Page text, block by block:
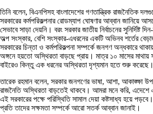
তিনি বলেন, বিএনপিসহ বাংলাদেশের গণতান্ত্রিক রাজনৈতিক
সরকারের কর্মপরিকল্পনার রোডম্যাপ ঘোষণার আব্বান জানিয়ে
সেভাবে সাড়া দেয়নি। বরং সরকার জাতীয় নির্বাচনের সুনির্দিষ্ট
অল্প সংস্কার, বেশি সংস্কার-এধরনের একটি অভিনব শর্তের
সরকারের চিন্তা ও কর্মপরিকল্পনা সম্পর্কে জনগণ অন্ধকারে
অঙ্গনে হয়তো অস্থিরতা বাড়ছে প্রায়। মাত্র ১০ মাসের মাথায়
বাইরেও কিন্তু এক ধরনের অস্থিরতা দৃশ্যমান হতে শুরু করেছে।
তারেক রহমান বলেন, সরকার জনগণের ভাষা, আশা, আকাঙ্ক্ষা
রাজনৈতি অস্থিরতা বাড়তেই থাকবে। আমরা মনে করি, এদেশে
এই সরকারের পক্ষে পরিস্থিতি সামাল দেয়া কষ্টসাধ্য হয়ে
প্রতি তাদের সক্ষমতা সম্পর্কে আরো সতর্ক আব্বান জানাই।